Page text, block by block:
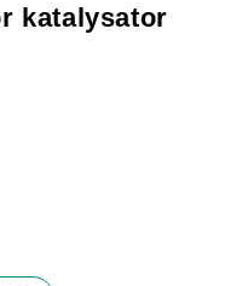
katalysator